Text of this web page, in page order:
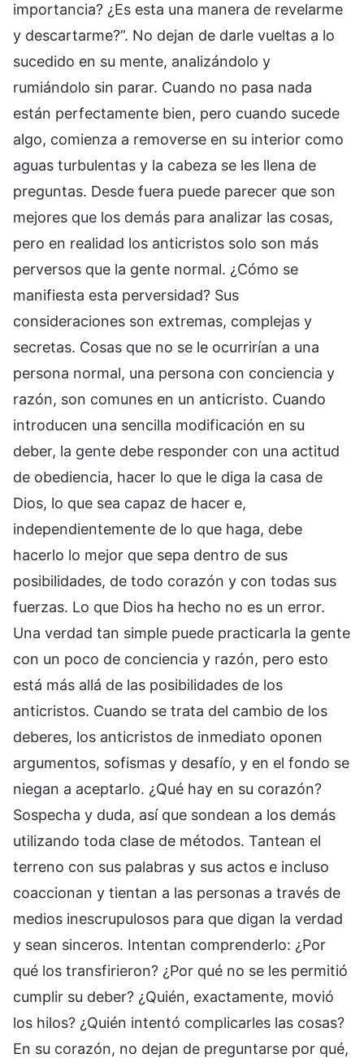
importancia? ¿Es esta una manera de revelarme
y descartarme?”. No dejan de darle vueltas a lo
sucedido en su mente, analizándolo y
rumiándolo sin parar. Cuando no pasa nada
están perfectamente bien, pero cuando sucede
algo, comienza a removerse en su interior como
aguas turbulentas y la cabeza se les llena de
preguntas. Desde fuera puede parecer que son
mejores que los demás para analizar las cosas,
pero en realidad los anticristos solo son más
perversos que la gente normal. ¿Cómo se
manifiesta esta perversidad? Sus
consideraciones son extremas, complejas y
secretas. Cosas que no se le ocurrirían a una
persona normal, una persona con conciencia y
razón, son comunes en un anticristo. Cuando
introducen una sencilla modificación en su
deber, la gente debe responder con una actitud
de obediencia, hacer lo que le diga la casa de
Dios, lo que sea capaz de hacer e,
independientemente de lo que haga, debe
hacerlo lo mejor que sepa dentro de sus
posibilidades, de todo corazón y con todas sus
fuerzas. Lo que Dios ha hecho no es un error.
Una verdad tan simple puede practicarla la gente
con un poco de conciencia y razón, pero esto
está más allá de las posibilidades de los
anticristos. Cuando se trata del cambio de los
deberes, los anticristos de inmediato oponen
argumentos, sofismas y desafío, y en el fondo se
niegan a aceptarlo. ¿Qué hay en su corazón?
Sospecha y duda, así que sondean a los demás
utilizando toda clase de métodos. Tantean el
terreno con sus palabras y sus actos e incluso
coaccionan y tientan a las personas a través de
medios inescrupulosos para que digan la verdad
y sean sinceros. Intentan comprenderlo: ¿Por
qué los transfirieron? ¿Por qué no se les permitió
cumplir su deber? ¿Quién, exactamente, movió
los hilos? ¿Quién intentó complicarles las cosas?
En su corazón, no dejan de preguntarse por qué,